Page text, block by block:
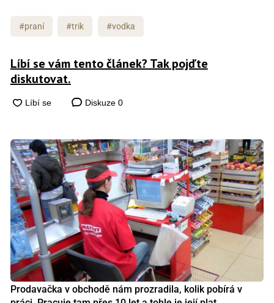
#praní #trik #vodka
Líbí se vám tento článek? Tak pojďte
diskutovat.
Diskuze 0
Prodavačka v obchodě nám prozradila, kolik pobírá v